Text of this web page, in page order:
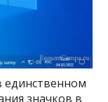
единственном
значков в